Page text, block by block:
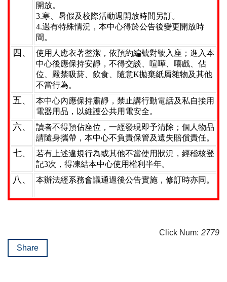
開放。
3.寒、暑假及校際活動週開放時間另訂。
4.遇有特殊情況，本中心得於公告後變更開放時
間。
四、
使用人應衣著整潔，依預約編號對號入座；進入本
中心後應保持安靜，不得交談、喧嘩、嘻戲、佔
位、嚴禁吸菸、飲食、隨意K拋棄紙屑雜物及其他
不當行為。
五、
本中心內應保持肅靜，禁止講行動電話及私自接用
電器用品，以維護公共用電安全。
六、
讀者不得預佔座位，一經發現即予清除；個人物品
請隨身攜帶，本中心不負責保管及遺失賠償責任。
七、
若有上述違規行為或其他不當使用狀況，經稽核登
記3次，得凍結本中心使用權利半年。
八、 本辦法經系務會議通過後公告實施，修訂時亦同。
Click Num: 2779
Share